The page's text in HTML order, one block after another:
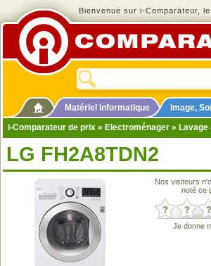
Bienvenue sur i-Comparateur,
Matériel informatique Image,
i-Comparateur de prix » Electroménager » Lavage
LG FH2A8TDN2
Nos visiteurs
noté ce
Je donne